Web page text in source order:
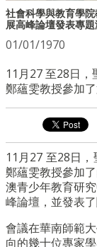
社會科學與教育學
展高峰論壇發表專
01/01/1970
11月27 至28日
鄭蘊雯教授參加
11月27 至28日
鄭蘊雯教授參加
澳青少年教育研
峰論壇，並發表
會議在華南師範
向的幾十位專家